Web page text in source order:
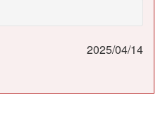
2025/04/14